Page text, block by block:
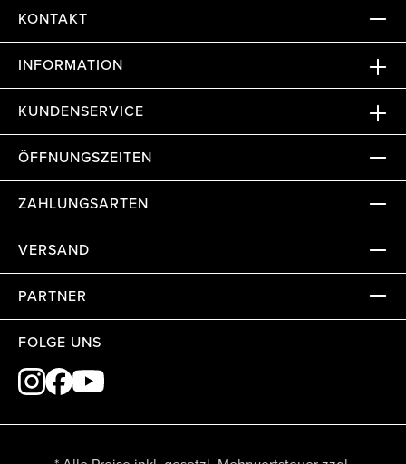
KONTAKT
INFORMATION
KUNDENSERVICE
ÖFFNUNGSZEITEN
ZAHLUNGSARTEN
VERSAND
PARTNER
FOLGE UNS